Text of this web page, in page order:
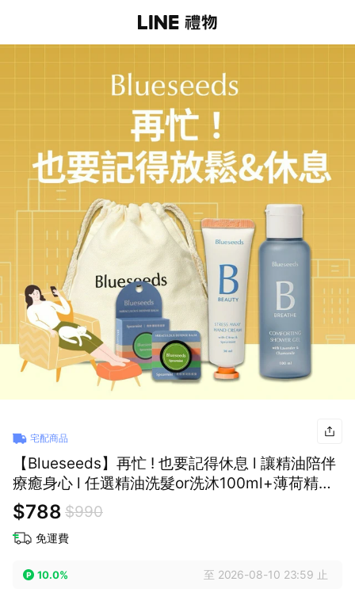
宅配商品
【Blueseeds】再忙 ! 也要記得休息 l 讓精油陪伴
療癒身心 l 任選精油洗髮or洗沐100ml+薄荷精油
膏6g+任選護手霜30ml l 芙彤園
$788 $990
免運費
10.0% 至 2026-08-10 23:59 止